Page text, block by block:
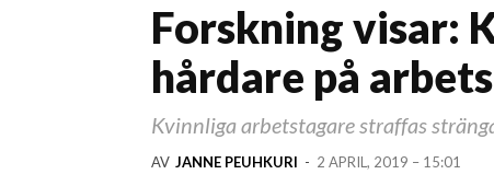
Forskning visar:
hårdare på
Kvinnliga arbetstagare straffas
AV JANNE PEUHKURI - 2 APRIL, 2019 – 15:01